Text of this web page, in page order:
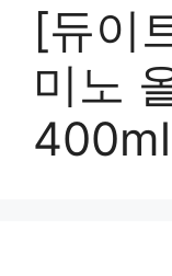
[듀이
미노
400ml